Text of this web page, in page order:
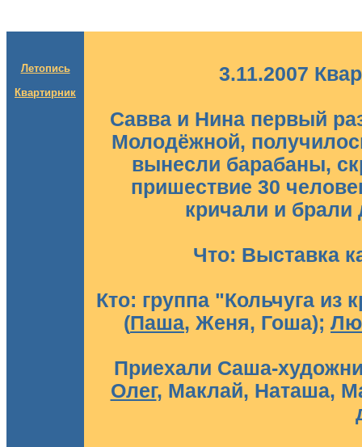
Летопись
Квартирник
3.11.2007
Савва и Нина первый
Молодёжной,
вынесли барабаны,
пришествие 30
кричали и брали
Что: Выставка
Кто: группа "Кольчуга
(Паша, Женя, Гоша);
Приехали Саша-
Олег, Маклай, Наташа,